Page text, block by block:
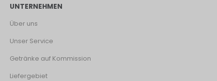
UNTERNEHMEN
Über uns
Unser Service
Getränke auf Kommission
Liefergebiet